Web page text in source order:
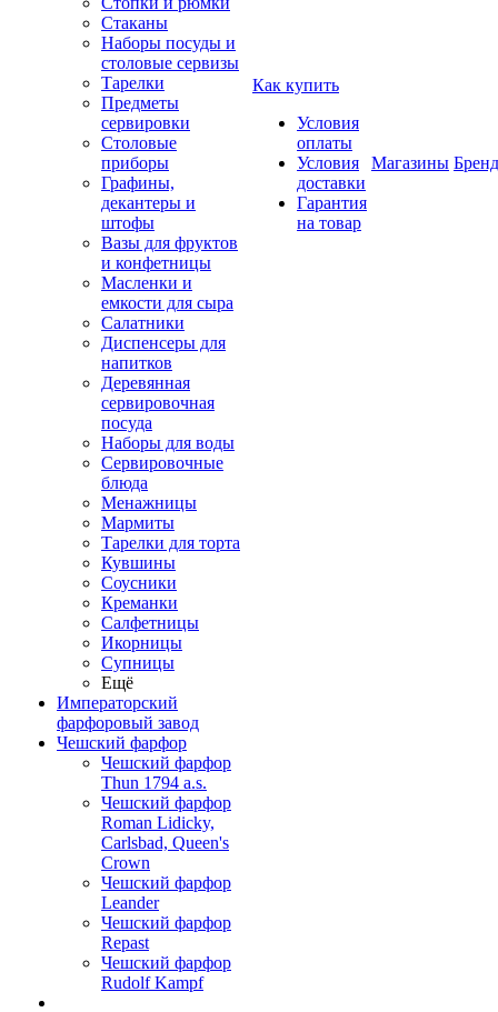
Стаканы
Наборы посуды и
столовые сервизы
Тарелки
Предметы
сервировки
Столовые
приборы
Графины,
декантеры и
штофы
Вазы для фруктов
и конфетницы
Масленки и
емкости для сыра
Салатники
Диспенсеры для
напитков
Деревянная
сервировочная
посуда
Наборы для воды
Сервировочные
блюда
Менажницы
Мармиты
Тарелки для торта
Кувшины
Соусники
Креманки
Салфетницы
Икорницы
Супницы
Ещё
Императорский
фарфоровый завод
Чешский фарфор
Чешский фарфор
Thun 1794 a.s.
Чешский фарфор
Roman Lidicky,
Carlsbad, Queen's
Crown
Чешский фарфор
Leander
Чешский фарфор
Repast
Чешский фарфор
Rudolf Kampf
Как купить
Условия
оплаты
Условия
доставки
Гарантия
на товар
Магазины